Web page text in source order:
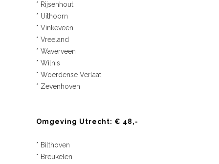
* Rijsenhout
* Uithoorn
* Vinkeveen
* Vreeland
* Waverveen
* Wilnis
* Woerdense Verlaat
* Zevenhoven
Omgeving Utrecht: € 48,-
* Bilthoven
* Breukelen